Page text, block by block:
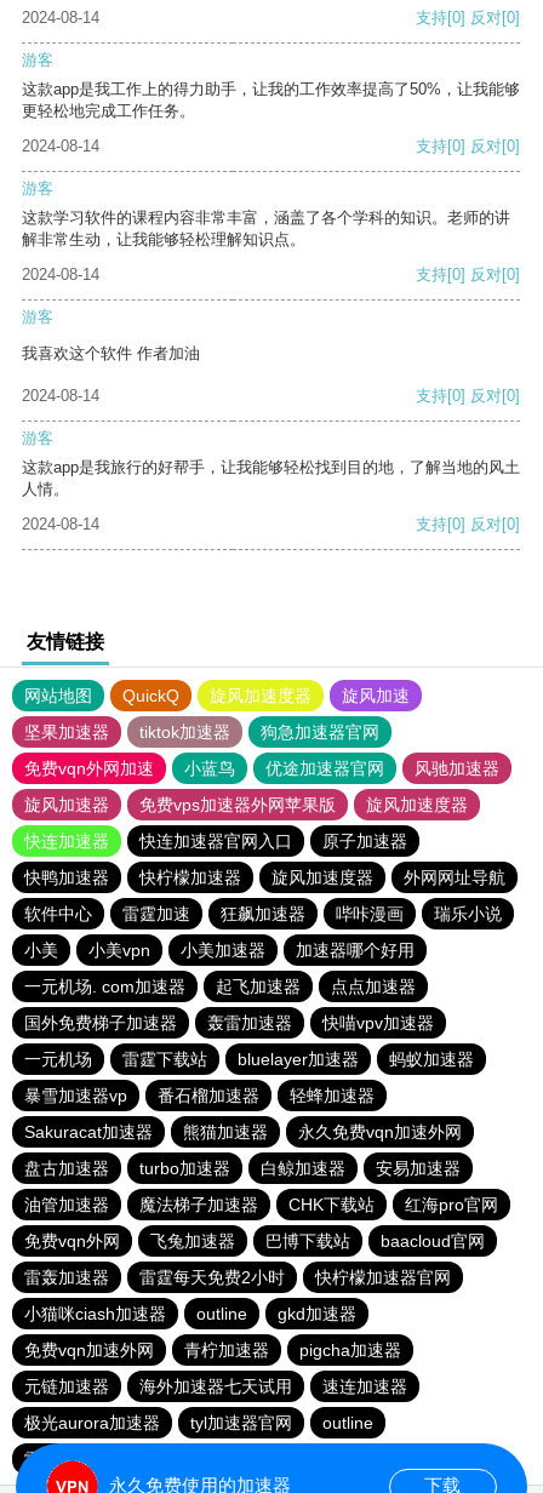
2024-08-14
支持[0] 反对[0]
游客
这款app是我工作上的得力助手，让我的工作效率提高了50%，让我能够
更轻松地完成工作任务。
2024-08-14
支持[0] 反对[0]
游客
这款学习软件的课程内容非常丰富，涵盖了各个学科的知识。老师的讲
解非常生动，让我能够轻松理解知识点。
2024-08-14
支持[0] 反对[0]
游客
我喜欢这个软件 作者加油
2024-08-14 支持[0] 反对[0]
游客
这款app是我旅行的好帮手，让我能够轻松找到目的地，了解当地的风土
人情。
2024-08-14
支持[0] 反对[0]
友情链接
网站地图 QuickQ 旋风加速度器
旋风加速
坚果加速器
tiktok加速器
狗急加速器官网
免费vqn外网加速
小蓝鸟 优途加速器官网
风驰加速器
旋风加速器
免费vps加速器外网苹果版
旋风加速度器
快连加速器
快连加速器官网入口
原子加速器
快鸭加速器
快柠檬加速器 旋风加速度器
外网网址导航
软件中心
雷霆加速 狂飙加速器 哔咔漫画
瑞乐小说
小美
小美vpn 小美加速器
加速器哪个好用
一元机场. com加速器
起飞加速器
点点加速器
国外免费梯子加速器
轰雷加速器
快喵vpv加速器
一元机场
雷霆下载站 bluelayer加速器
蚂蚁加速器
暴雪加速器vp
番石榴加速器
轻蜂加速器
Sakuracat加速器
熊猫加速器
永久免费vqn加速外网
盘古加速器
turbo加速器 白鲸加速器
安易加速器
油管加速器
魔法梯子加速器 CHK下载站
红海pro官网
免费vqn外网
飞兔加速器 巴博下载站
baacloud官网
雷轰加速器
雷霆每天免费2小时
快柠檬加速器官网
小猫咪ciash加速器
outline
gkd加速器
免费vqn加速外网
青柠加速器
pigcha加速器
元链加速器
海外加速器七天试用
速连加速器
极光aurora加速器
tyl加速器官网
outline
雷霆加速免费永久
永久免费使用的加速器 下载